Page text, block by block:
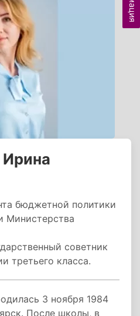
бюджетной политики
Министерства
советник
третьего класса.
3 ноября 1984
После школы, в